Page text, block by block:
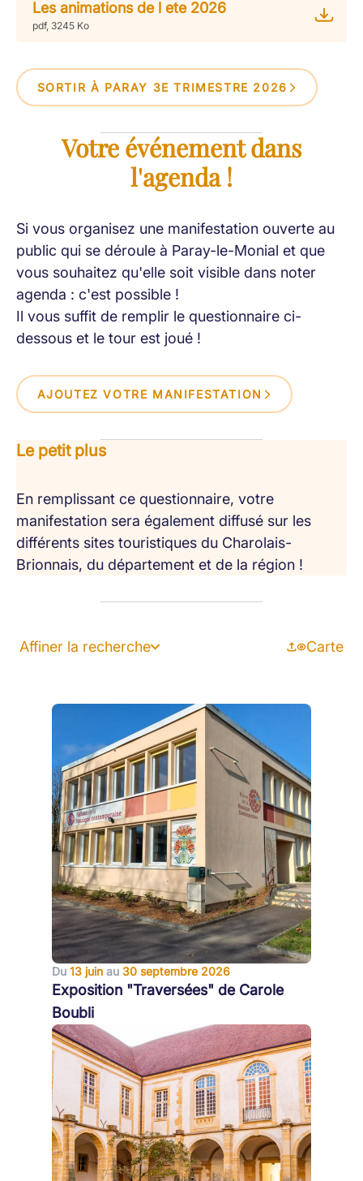
Les animations de l ete 2026
pdf, 3245 Ko
SORTIR À PARAY 3E TRIMESTRE 2026
Votre événement dans
l'agenda !
Si vous organisez une manifestation ouverte au
public qui se déroule à Paray-le-Monial et que
vous souhaitez qu'elle soit visible dans noter
agenda : c'est possible !
Il vous suffit de remplir le questionnaire ci-
dessous et le tour est joué !
AJOUTEZ VOTRE MANIFESTATION
Le petit plus
En remplissant ce questionnaire, votre
manifestation sera également diffusé sur les
différents sites touristiques du Charolais-
Brionnais, du département et de la région !
Affiner la recherche Carte
Du 13 juin au 30 septembre 2026
Exposition "Traversées" de Carole
Boubli